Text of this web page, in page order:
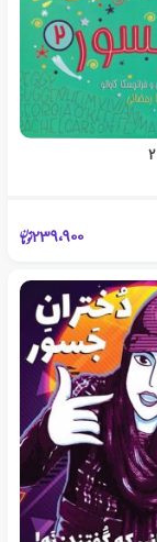
239،900